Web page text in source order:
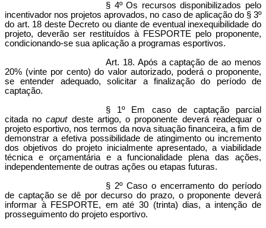
§ 4º Os recursos disponibilizados pelo
incentivador nos projetos aprovados, no caso de aplicação do § 3º
do art. 18 deste Decreto ou diante de eventual inexequibilidade do
projeto, deverão ser restituídos à FESPORTE pelo proponente,
condicionando-se sua aplicação a programas esportivos.
Art. 18. Após a captação de ao menos
20% (vinte por cento) do valor autorizado, poderá o proponente,
se entender adequado, solicitar a finalização do período de
captação.
§ 1º Em caso de captação parcial
citada nocaputdeste artigo, o proponente deverá readequar o
projeto esportivo, nos termos da nova situação financeira, a fim de
demonstrar a efetiva possibilidade de atingimento ou incremento
dos objetivos do projeto inicialmente apresentado, a viabilidade
técnica e orçamentária e a funcionalidade plena das ações,
independentemente de outras ações ou etapas futuras.
§ 2º Caso o encerramento do período
de captação se dê por decurso do prazo, o proponente deverá
informar à FESPORTE, em até 30 (trinta) dias, a intenção de
prosseguimento do projeto esportivo.